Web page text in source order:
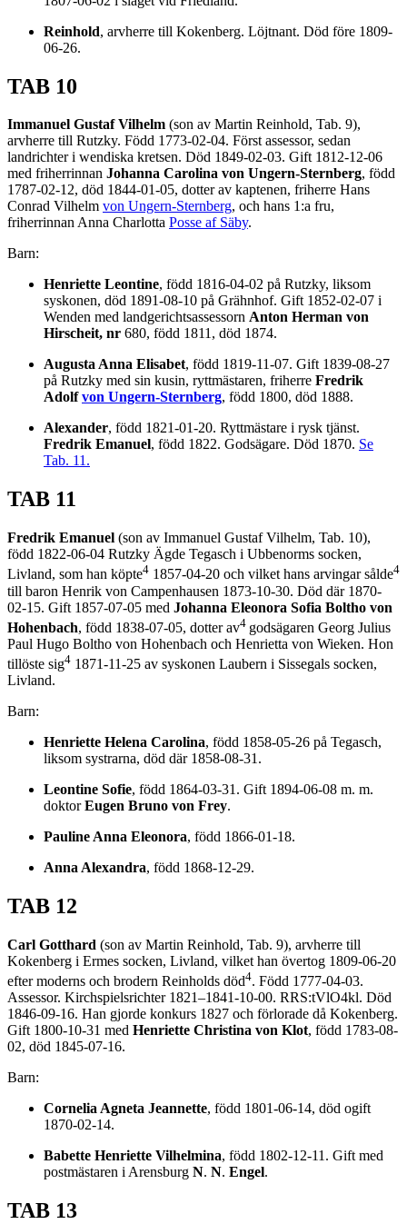
Reinhold, arvherre till Kokenberg. Löjtnant. Död före 1809-
06-26.
TAB 10
Immanuel Gustaf Vilhelm (son av Martin Reinhold, Tab. 9),
arvherre till Rutzky. Född 1773-02-04. Först assessor, sedan
landrichter i wendiska kretsen. Död 1849-02-03. Gift 1812-12-06
med friherrinnan Johanna Carolina von Ungern-Sternberg, född
1787-02-12, död 1844-01-05, dotter av kaptenen, friherre Hans
Conrad Vilhelm von Ungern-Sternberg, och hans 1:a fru,
friherrinnan Anna Charlotta Posse af Säby.
Barn:
Henriette Leontine, född 1816-04-02 på Rutzky, liksom
syskonen, död 1891-08-10 på Grähnhof. Gift 1852-02-07 i
Wenden med landgerichtsassessorn Anton Herman von
Hirscheit, nr 680, född 1811, död 1874.
Augusta Anna Elisabet, född 1819-11-07. Gift 1839-08-27
på Rutzky med sin kusin, ryttmästaren, friherre Fredrik
Adolfvon Ungern-Sternberg, född 1800, död 1888.
Alexander, född 1821-01-20. Ryttmästare i rysk tjänst.
Fredrik Emanuel, född 1822. Godsägare. Död 1870. Se
Tab. 11.
TAB 11
Fredrik Emanuel (son av Immanuel Gustaf Vilhelm, Tab. 10),
född 1822-06-04 Rutzky Ägde Tegasch i Ubbenorms socken,
Livland, som han köpte4 1857-04-20 och vilket hans arvingar sålde4
till baron Henrik von Campenhausen 1873-10-30. Död där 1870-
02-15. Gift 1857-07-05 med Johanna Eleonora Sofia Boltho von
Hohenbach, född 1838-07-05, dotter av4 godsägaren Georg Julius
Paul Hugo Boltho von Hohenbach och Henrietta von Wieken. Hon
tillöste sig4 1871-11-25 av syskonen Laubern i Sissegals socken,
Livland.
Barn:
Henriette Helena Carolina, född 1858-05-26 på Tegasch,
liksom systrarna, död där 1858-08-31.
Leontine Sofie, född 1864-03-31. Gift 1894-06-08 m. m.
doktorEugen Bruno von Frey.
Pauline Anna Eleonora, född 1866-01-18.
Anna Alexandra, född 1868-12-29.
TAB 12
Carl Gotthard (son av Martin Reinhold, Tab. 9), arvherre till
Kokenberg i Ermes socken, Livland, vilket han övertog 1809-06-20
efter moderns och brodern Reinholds död4. Född 1777-04-03.
Assessor. Kirchspielsrichter 1821–1841-10-00. RRS:tVlO4kl. Död
1846-09-16. Han gjorde konkurs 1827 och förlorade då Kokenberg.
Gift 1800-10-31 med Henriette Christina von Klot, född 1783-08-
02, död 1845-07-16.
Barn:
Cornelia Agneta Jeannette, född 1801-06-14, död ogift
1870-02-14.
Babette Henriette Vilhelmina, född 1802-12-11. Gift med
postmästaren i Arensburg N. N. Engel.
TAB 13